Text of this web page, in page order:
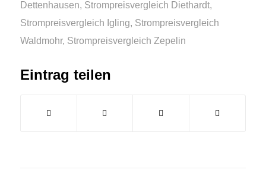
Dettenhausen, Strompreisvergleich Diethardt,
Strompreisvergleich Igling, Strompreisvergleich
Waldmohr, Strompreisvergleich Zepelin
Eintrag teilen